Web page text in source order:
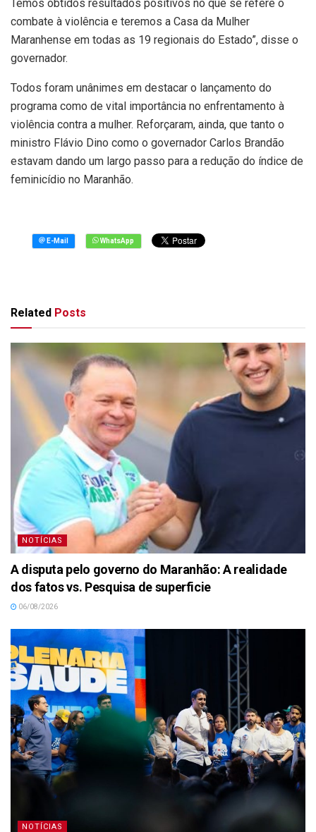
Temos obtidos resultados positivos no que se refere o
combate à violência e teremos a Casa da Mulher
Maranhense em todas as 19 regionais do Estado”, disse o
governador.
Todos foram unânimes em destacar o lançamento do
programa como de vital importância no enfrentamento à
violência contra a mulher. Reforçaram, ainda, que tanto o
ministro Flávio Dino como o governador Carlos Brandão
estavam dando um largo passo para a redução do índice de
feminicídio no Maranhão.
Related Posts
NOTÍCIAS
A disputa pelo governo do Maranhão: A realidade
dos fatos vs. Pesquisa de superficie
06/08/2026
NOTÍCIAS